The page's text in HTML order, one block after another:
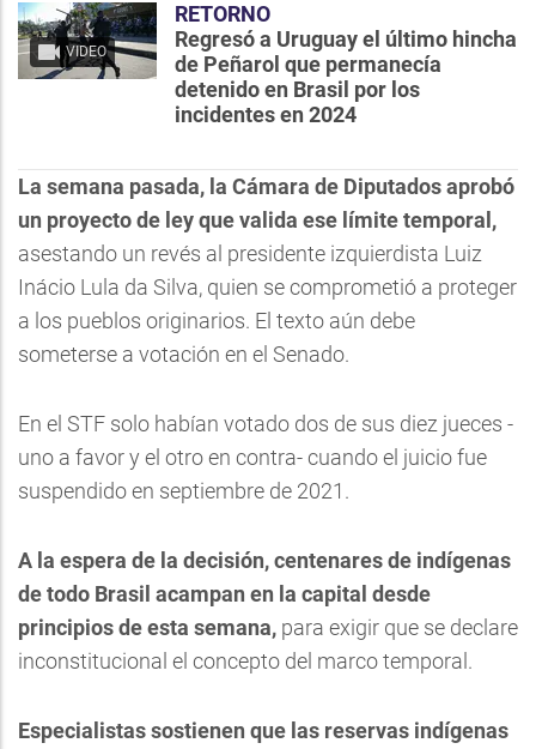
VIDEO
RETORNO
Regresó a Uruguay el último hincha
de Peñarol que permanecía
detenido en Brasil por los
incidentes en 2024
La semana pasada, la Cámara de Diputados aprobó
un proyecto de ley que valida ese límite temporal,
asestando un revés al presidente izquierdista Luiz
Inácio Lula da Silva, quien se comprometió a proteger
a los pueblos originarios. El texto aún debe
someterse a votación en el Senado.
En el STF solo habían votado dos de sus diez jueces -
uno a favor y el otro en contra- cuando el juicio fue
suspendido en septiembre de 2021.
A la espera de la decisión, centenares de indígenas
de todo Brasil acampan en la capital desde
principios de esta semana, para exigir que se declare
inconstitucional el concepto del marco temporal.
Especialistas sostienen que las reservas indígenas